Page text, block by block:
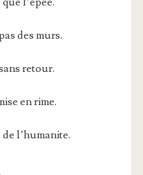
des murs.
retour.
en rime.
l’humanite.